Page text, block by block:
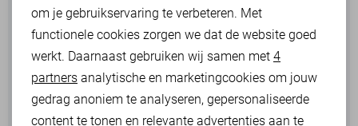
Personalisatie cookies
Analytische cookies
Marketing cookies
om je gebruikservaring te verbeteren. Met
functionele cookies zorgen we dat de website goed
werkt. Daarnaast gebruiken wij samen met 4
partners analytische en marketingcookies om jouw
gedrag anoniem te analyseren, gepersonaliseerde
content te tonen en relevante advertenties aan te